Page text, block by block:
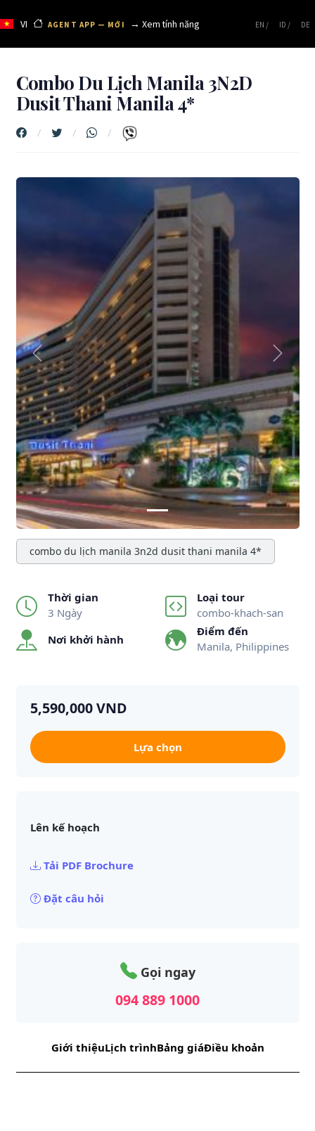
VI AGENT APP — MỚI → Xem tính năng EN / ID / DE
Combo Du Lịch Manila 3N2D
Dusit Thani Manila 4*
Previous Next
combo du lịch manila 3n2d dusit thani manila 4*
Thời gian
3 Ngày
Loại tour
combo-khach-san
Nơi khởi hành
Điểm đến
Manila, Philippines
5,590,000 VND
Lựa chọn
Lên kế hoạch
Tải PDF Brochure
Đặt câu hỏi
Gọi ngay
094 889 1000
Giới thiệuLịch trìnhBảng giáĐiều khoản